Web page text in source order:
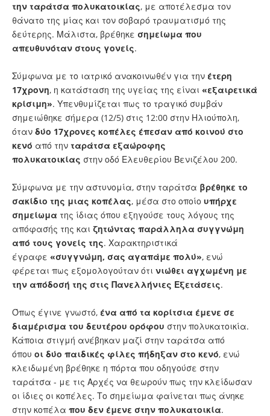
την ταράτσα πολυκατοικίας, με αποτέλεσμα τον
θάνατο της μίας και τον σοβαρό τραυματισμό της
δεύτερης. Μάλιστα, βρέθηκε σημείωμα που
απευθυνόταν στους γονείς.
Σύμφωνα με το ιατρικό ανακοινωθέν για την έτερη
17χρονη, η κατάσταση της υγείας της είναι «εξαιρετικά
κρίσιμη». Υπενθυμίζεται πως το τραγικό συμβάν
σημειώθηκε σήμερα (12/5) στις 12:00 στην Ηλιούπολη,
όταν δύο 17χρονες κοπέλες έπεσαν από κοινού στο
κενό από την ταράτσα εξαώροφης
πολυκατοικίας στην οδό Ελευθερίου Βενιζέλου 200.
Σύμφωνα με την αστυνομία, στην ταράτσα βρέθηκε το
σακίδιο της μιας κοπέλας, μέσα στο οποίο υπήρχε
σημείωμα της ίδιας όπου εξηγούσε τους λόγους της
απόφασής της και ζητώντας παράλληλα συγγνώμη
από τους γονείς της. Χαρακτηριστικά
έγραφε «συγγνώμη, σας αγαπάμε πολύ», ενώ
φέρεται πως εξομολογούταν ότι νιώθει αγχωμένη με
την απόδοσή της στις Πανελλήνιες Εξετάσεις.
Όπως έγινε γνωστό, ένα από τα κορίτσια έμενε σε
διαμέρισμα του δευτέρου ορόφου στην πολυκατοικία.
Κάποια στιγμή ανέβηκαν μαζί στην ταράτσα από
όπου οι δύο παιδικές φίλες πήδηξαν στο κενό, ενώ
κλειδωμένη βρέθηκε η πόρτα που οδηγούσε στην
ταράτσα - με τις Αρχές να θεωρούν πως την κλείδωσαν
οι ίδιες οι κοπέλες. Το σημείωμα φαίνεται πως άνηκε
στην κοπέλα που δεν έμενε στην πολυκατοικία.